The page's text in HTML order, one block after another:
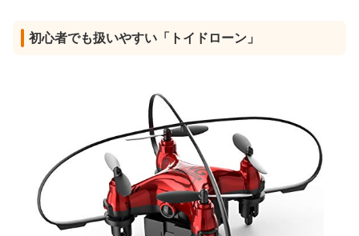
初心者でも扱いやすい「トイドローン」